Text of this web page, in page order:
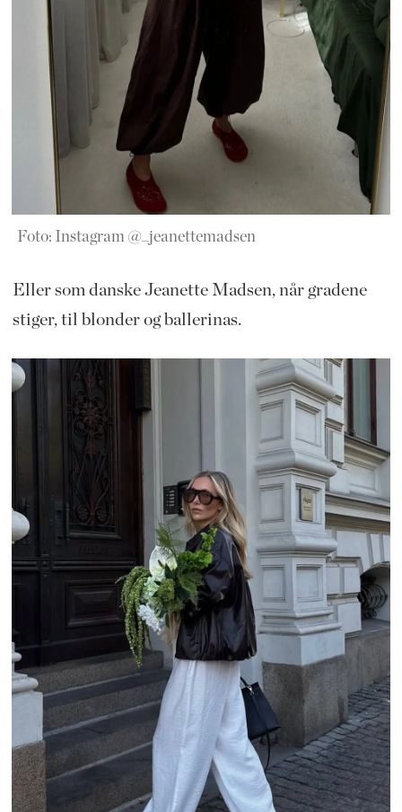
Foto: Instagram @_jeanettemadsen
Eller som danske Jeanette Madsen, når gradene
stiger, til blonder og ballerinas.